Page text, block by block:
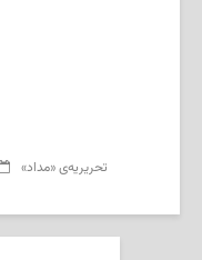
تحریریه‌ی «مداد»